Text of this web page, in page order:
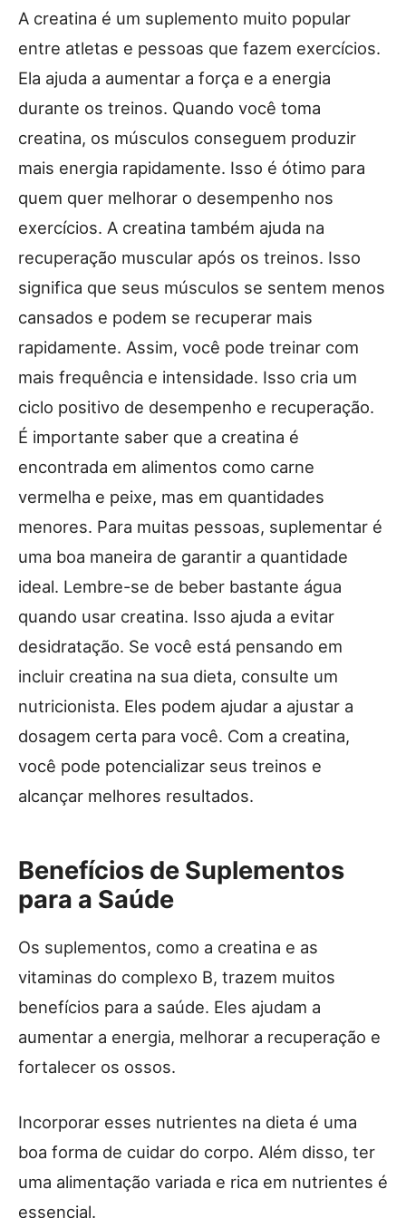
A creatina é um suplemento muito popular
entre atletas e pessoas que fazem exercícios.
Ela ajuda a aumentar a força e a energia
durante os treinos. Quando você toma
creatina, os músculos conseguem produzir
mais energia rapidamente. Isso é ótimo para
quem quer melhorar o desempenho nos
exercícios. A creatina também ajuda na
recuperação muscular após os treinos. Isso
significa que seus músculos se sentem menos
cansados e podem se recuperar mais
rapidamente. Assim, você pode treinar com
mais frequência e intensidade. Isso cria um
ciclo positivo de desempenho e recuperação.
É importante saber que a creatina é
encontrada em alimentos como carne
vermelha e peixe, mas em quantidades
menores. Para muitas pessoas, suplementar é
uma boa maneira de garantir a quantidade
ideal. Lembre-se de beber bastante água
quando usar creatina. Isso ajuda a evitar
desidratação. Se você está pensando em
incluir creatina na sua dieta, consulte um
nutricionista. Eles podem ajudar a ajustar a
dosagem certa para você. Com a creatina,
você pode potencializar seus treinos e
alcançar melhores resultados.
Benefícios de Suplementos
para a Saúde
Os suplementos, como a creatina e as
vitaminas do complexo B, trazem muitos
benefícios para a saúde. Eles ajudam a
aumentar a energia, melhorar a recuperação e
fortalecer os ossos.
Incorporar esses nutrientes na dieta é uma
boa forma de cuidar do corpo. Além disso, ter
uma alimentação variada e rica em nutrientes é
essencial.